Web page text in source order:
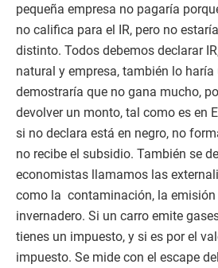
pequeña empresa no pagaría
no califica para el IR, pero no
distinto. Todos debemos declarar
natural y empresa, también lo
demostraría que no gana mucho,
devolver un monto, tal como es en
si no declara está en negro, no
no recibe el subsidio. También se
economistas llamamos las
como la contaminación, la emisión
invernadero. Si un carro emite
tienes un impuesto, y si es por el
impuesto. Se mide con el escape